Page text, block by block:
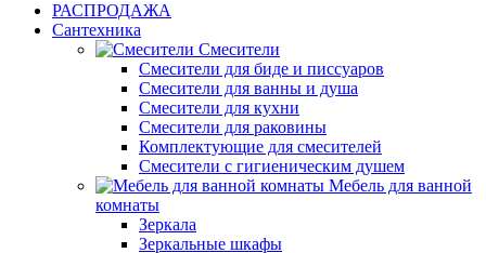
РАСПРОДАЖА
Сантехника
Смесители
Смесители для биде и писсуаров
Смесители для ванны и душа
Смесители для кухни
Смесители для раковины
Комплектующие для смесителей
Смесители с гигиеническим душем
Мебель для ванной
комнаты
Зеркала
Зеркальные шкафы